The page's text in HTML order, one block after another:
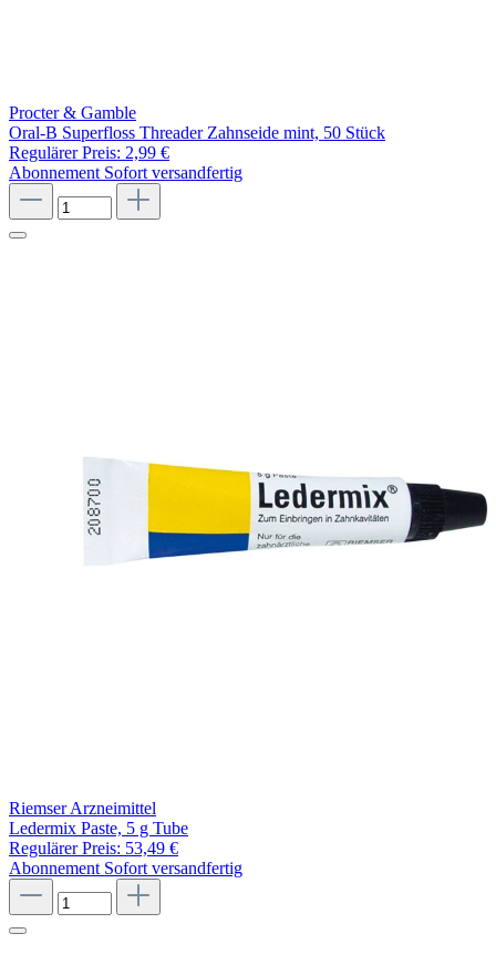
Procter & Gamble
Oral-B Superfloss Threader Zahnseide mint, 50 Stück
Regulärer Preis: 2,99 €
Abonnement Sofort versandfertig
Riemser Arzneimittel
Ledermix Paste, 5 g Tube
Regulärer Preis: 53,49 €
Abonnement Sofort versandfertig